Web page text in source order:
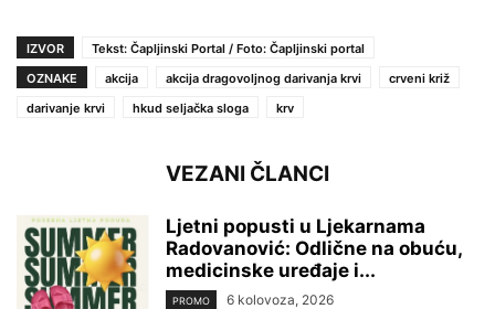
IZVOR
Tekst: Čapljinski Portal / Foto: Čapljinski portal
OZNAKE
akcija akcija dragovoljnog darivanja krvi
crveni križ
darivanje krvi
hkud seljačka sloga krv
VEZANI ČLANCI
Ljetni popusti u Ljekarnama
Radovanović: Odlične na obuću,
medicinske uređaje i...
PROMO 6 kolovoza, 2026